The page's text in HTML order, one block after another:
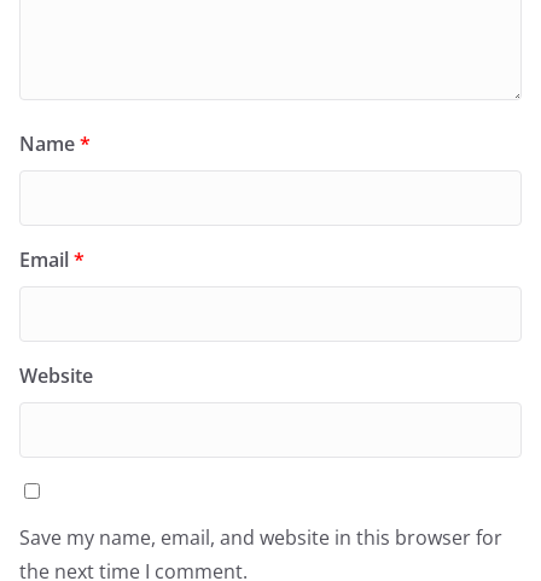
Name*
Email*
Website
Save my name, email, and website in this browser for
the next time I comment.